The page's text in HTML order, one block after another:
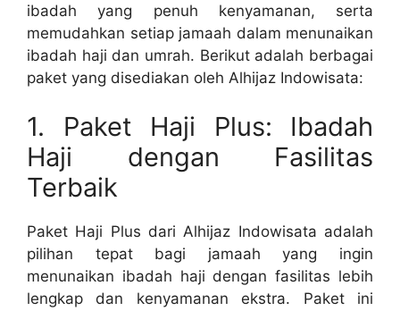
ibadah yang penuh kenyamanan, serta
memudahkan setiap jamaah dalam menunaikan
ibadah haji dan umrah. Berikut adalah berbagai
paket yang disediakan oleh Alhijaz Indowisata:
1. Paket Haji Plus: Ibadah
Haji dengan Fasilitas
Terbaik
Paket Haji Plus dari Alhijaz Indowisata adalah
pilihan tepat bagi jamaah yang ingin
menunaikan ibadah haji dengan fasilitas lebih
lengkap dan kenyamanan ekstra. Paket ini